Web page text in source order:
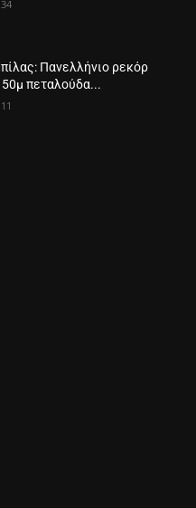
Πανελλήνιο ρεκόρ
πεταλούδα...